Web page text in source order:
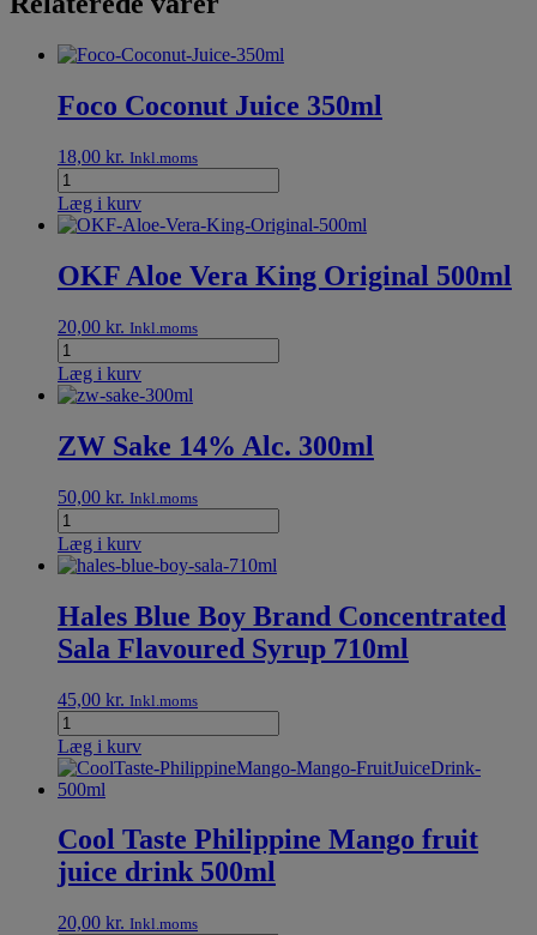
Foco Coconut Juice 350ml
18,00 kr. Inkl.moms
Læg i kurv
OKF Aloe Vera King Original 500ml
20,00 kr. Inkl.moms
Læg i kurv
ZW Sake 14% Alc. 300ml
50,00 kr. Inkl.moms
Læg i kurv
Hales Blue Boy Brand Concentrated
Sala Flavoured Syrup 710ml
45,00 kr. Inkl.moms
Læg i kurv
Cool Taste Philippine Mango fruit
juice drink 500ml
20,00 kr. Inkl.moms